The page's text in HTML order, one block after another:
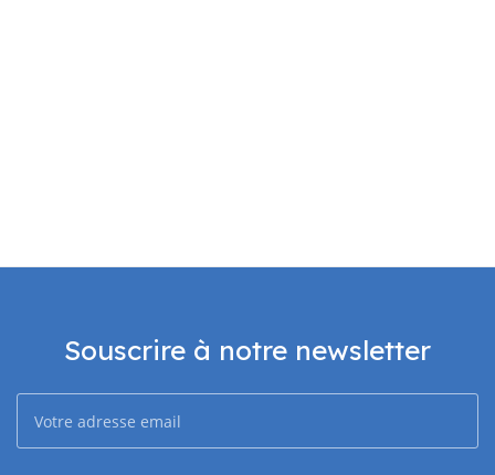
Souscrire à notre newsletter